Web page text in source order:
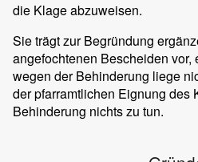
die Klage abzuweisen.
Sie trägt zur Begründung
angefochtenen Bescheiden
wegen der Behinderung liege
der pfarramtlichen Eignung des
Behinderung nichts zu tun.